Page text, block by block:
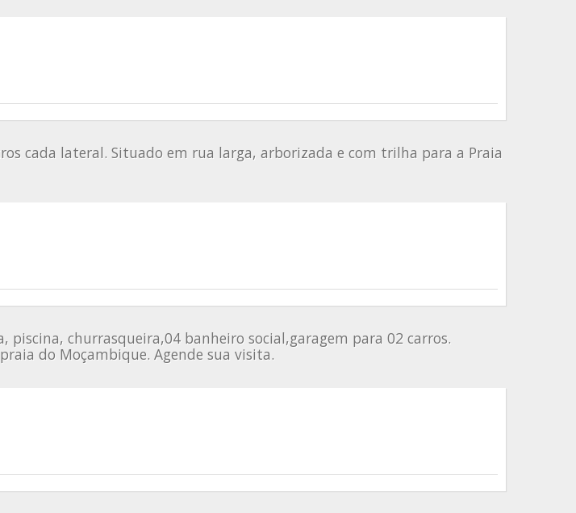
cada lateral. Situado em rua larga, arborizada e com trilha para a Praia
churrasqueira,04 banheiro social,garagem para 02 carros.
do Moçambique. Agende sua visita.